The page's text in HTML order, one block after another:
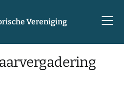
Vereniging